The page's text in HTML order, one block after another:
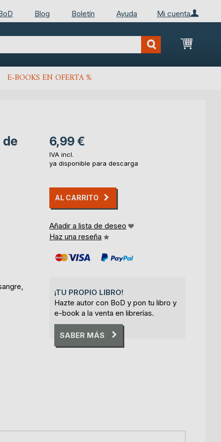
Mi cuenta
Blog Boletín Ayuda
Mi
E-BOOKS EN OFERTA %
de 6,99 €
IVA incl.
ya disponible para descarga
AL CARRITO
Añadir a lista de deseo
Haz una reseña
¡TU PROPIO LIBRO!
Hazte autor con BoD y pon tu libro y
e-book a la venta en librerías.
SABER MÁS